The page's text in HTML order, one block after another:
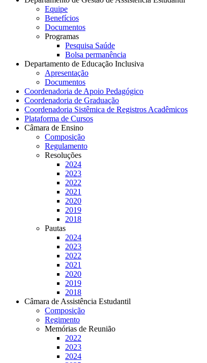
Equipe
Benefícios
Documentos
Programas
Pesquisa Saúde
Bolsa permanência
Departamento de Educação Inclusiva
Apresentação
Documentos
Coordenadoria de Apoio Pedagógico
Coordenadoria de Graduação
Coordenadoria Sistêmica de Registros Acadêmicos
Plataforma de Cursos
Câmara de Ensino
Composição
Regulamento
Resoluções
2024
2023
2022
2021
2020
2019
2018
Pautas
2024
2023
2022
2021
2020
2019
2018
Câmara de Assistência Estudantil
Composição
Regimento
Memórias de Reunião
2022
2023
2024